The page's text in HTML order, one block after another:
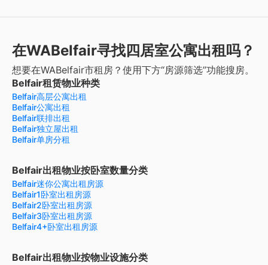
在WABelfair寻找四居室公寓出租吗？
想要在WABelfair市租房？使用下方“房源筛选”功能搜房。
Belfair租赁物业种类
Belfair高层公寓出租
Belfair公寓出租
Belfair联排出租
Belfair独立屋出租
Belfair单房分租
Belfair出租物业按卧室数量分类
Belfair迷你公寓出租房源
Belfair1卧室出租房源
Belfair2卧室出租房源
Belfair3卧室出租房源
Belfair4+卧室出租房源
Belfair出租物业按物业设施分类